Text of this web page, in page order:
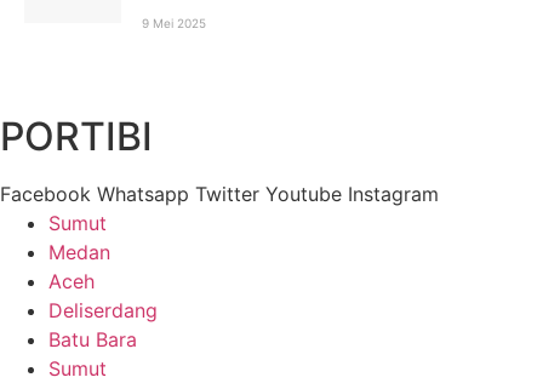
9 Mei 2025
PORTIBI
Facebook Whatsapp Twitter Youtube Instagram
Sumut
Medan
Aceh
Deliserdang
Batu Bara
Sumut